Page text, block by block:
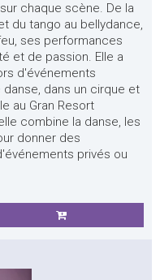
chaque scène. De la
du tango au bellydance,
ses performances
et de passion. Elle a
d'événements
dans un cirque et
au Gran Resort
combine la danse, les
donner des
privés ou